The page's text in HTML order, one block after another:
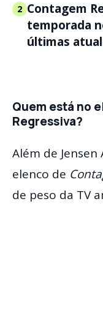
2 Contagem
temporada
últimas
Quem está no
Regressiva?
Além de
elenco de
de peso da TV